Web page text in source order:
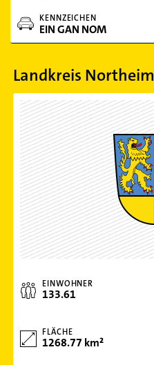
KENNZEICHEN
EIN GAN NOM
Landkreis Northeim
EINWOHNER
133.61
FLÄCHE
1268.77 km²